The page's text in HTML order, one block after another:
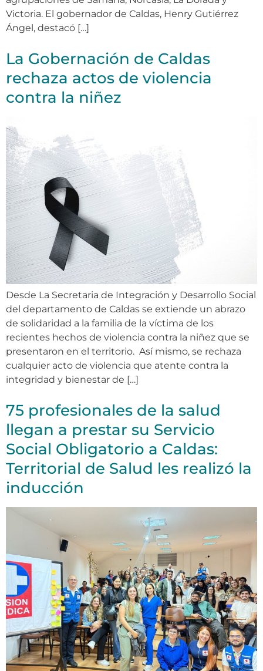
Victoria. El gobernador de Caldas, Henry Gutiérrez
Ángel, destacó […]
La Gobernación de Caldas
rechaza actos de violencia
contra la niñez
Desde La Secretaria de Integración y Desarrollo Social
del departamento de Caldas se extiende un abrazo
de solidaridad a la familia de la víctima de los
recientes hechos de violencia contra la niñez que se
presentaron en el territorio. Así mismo, se rechaza
cualquier acto de violencia que atente contra la
integridad y bienestar de […]
75 profesionales de la salud
llegan a prestar su Servicio
Social Obligatorio a Caldas:
Territorial de Salud les realizó la
inducción